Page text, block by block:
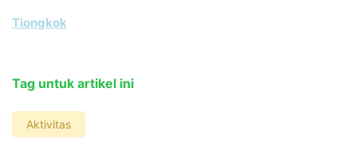
Tiongkok
Tag untuk artikel ini
Aktivitas